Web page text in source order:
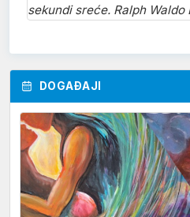
sekundi sreće. Ralph Waldo
DOGAĐAJI